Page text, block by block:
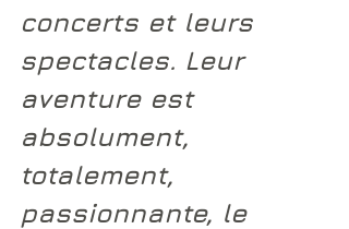
concerts et leurs
spectacles. Leur
aventure est
absolument,
totalement,
passionnante, le